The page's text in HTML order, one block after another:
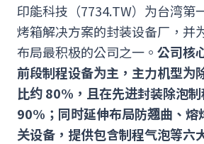
印能科技（7734.TW）为台湾第
烤箱解决方案的封装设备厂，并
布局最积极的公司之一。 公司核
前段制程设备为主，主力机型为
比约 80%，且在先进封装除泡
90%；同时延伸布局防翘曲、熔
关设备，提供包含制程气泡等六